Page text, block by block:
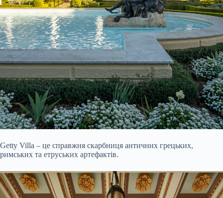
Getty Villa – це справжня скарбниця античних грецьких,
римських та етруських артефактів.